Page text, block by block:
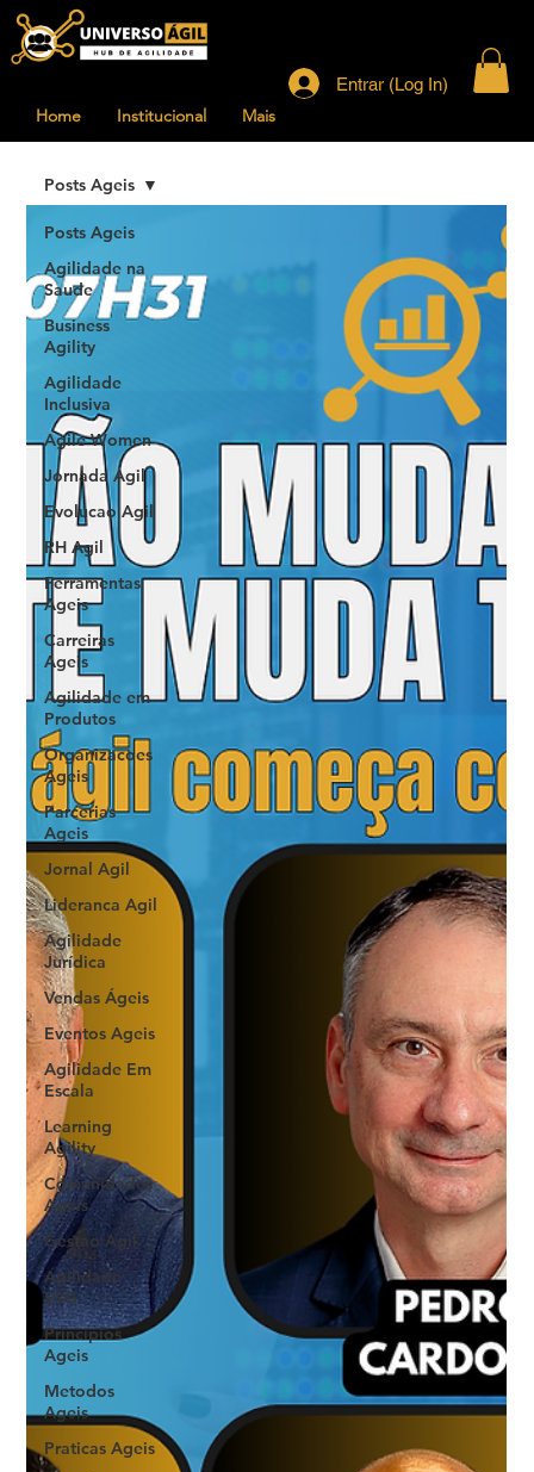
Home Institucional Mais
Entrar (Log In)
Posts Ageis
Agilidade na
Saude
Business
Agility
Agilidade
Inclusiva
Agile Women
Jornada Agil
Evolucao Agil
RH Agil
Ferramentas
Ageis
Carreiras
Ageis
Agilidade em
Produtos
Organizacoes
Ageis
Parcerias
Ageis
Jornal Agil
Lideranca Agil
Agilidade
Jurídica
Vendas Ágeis
Eventos Ageis
Agilidade Em
Escala
Learning
Agility
Comunidades
Ageis
Gestao Agil
Agilidade
ESG
Principios
Ageis
Metodos
Ageis
Praticas Ageis
Posts Ageis